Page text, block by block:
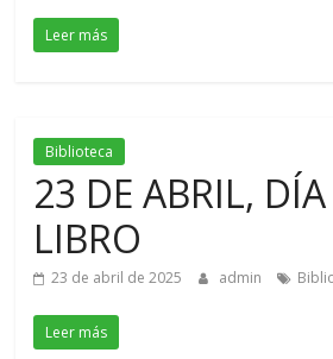
Leer más
Biblioteca
23 DE ABRIL,
LIBRO
23 de abril de 2025 admin
Leer más